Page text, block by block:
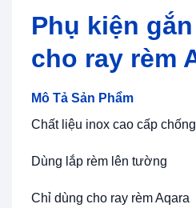
Phụ kiện
cho ray rèm
Mô Tả Sản Phẩm
Chất liệu inox cao cấp
Dùng lắp rèm lên tường
Chỉ dùng cho ray rèm Aqara